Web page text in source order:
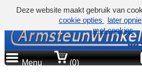
Menu (0)
Deze website maakt gebruik van
cookie opties
later
met cookies